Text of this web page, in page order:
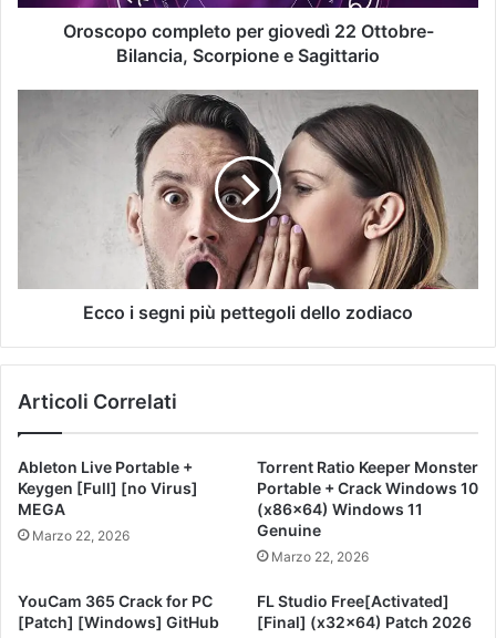
Oroscopo completo per giovedì 22 Ottobre-
Bilancia, Scorpione e Sagittario
Ecco i segni più pettegoli dello zodiaco
Articoli Correlati
Ableton Live Portable +
Keygen [Full] [no Virus]
MEGA
Marzo 22, 2026
Torrent Ratio Keeper Monster
Portable + Crack Windows 10
(x86x64) Windows 11
Genuine
Marzo 22, 2026
YouCam 365 Crack for PC
[Patch] [Windows] GitHub
FL Studio Free[Activated]
[Final] (x32x64) Patch 2026